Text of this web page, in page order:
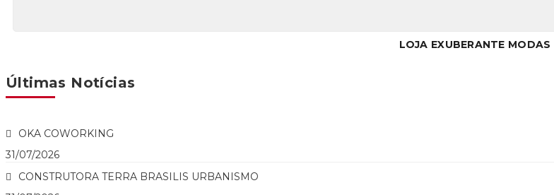
LOJA EXUBERANTE MODAS
Últimas Notícias
OKA COWORKING
31/07/2026
CONSTRUTORA TERRA BRASILIS URBANISMO